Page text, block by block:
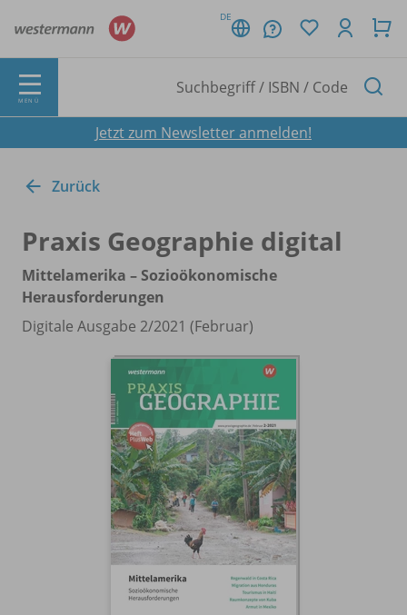
DE
MENÜ
Jetzt zum Newsletter anmelden!
Zurück
Praxis Geographie digital
Mittelamerika – Sozioökonomische
Herausforderungen
Digitale Ausgabe 2/2021 (Februar)